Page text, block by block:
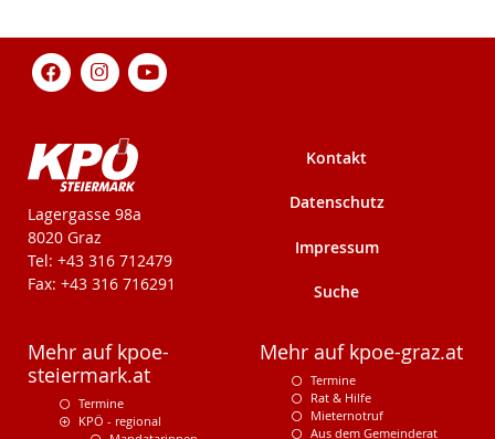
KPÖ-Steiermark
Lagergasse 98a
8020 Graz
Tel: +43 316 712479
Fax: +43 316 716291
Kontakt
Datenschutz
Impressum
Suche
Mehr auf kpoe-
steiermark.at
Termine
KPÖ - regional
Mehr auf kpoe-graz.at
Termine
Rat & Hilfe
Mieternotruf
Aus dem Gemeinderat